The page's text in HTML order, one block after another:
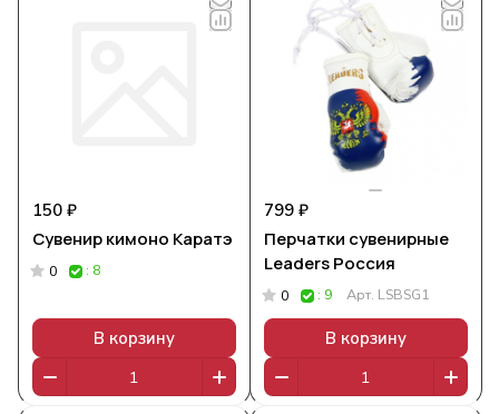
150 ₽
Сувенир кимоно Каратэ
0 : 8
В корзину
799 ₽
Перчатки сувенирные
Leaders Россия
0 : 9 Арт. LSBSG1
В корзину